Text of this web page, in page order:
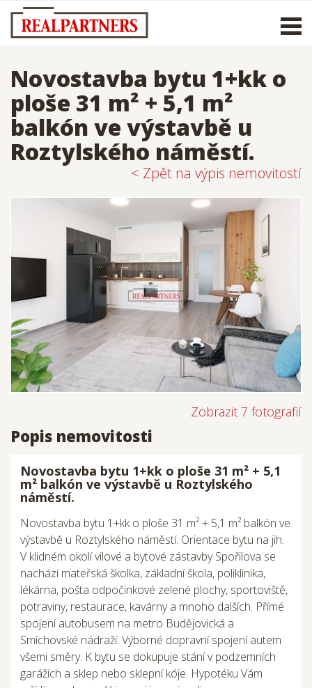
Novostavba bytu 1+kk o
ploše 31 m² + 5,1 m²
balkón ve výstavbě u
Roztylského náměstí.
< Zpět na výpis nemovitostí
Zobrazit 7 fotografií
Popis nemovitosti
Novostavba bytu 1+kk o ploše 31 m² + 5,1
m² balkón ve výstavbě u Roztylského
náměstí.
Novostavba bytu 1+kk o ploše 31 m² + 5,1 m² balkón ve
výstavbě u Roztylského náměstí. Orientace bytu na jih.
V klidném okolí vilové a bytové zástavby Spořilova se
nachází mateřská školka, základní škola, poliklinika,
lékárna, pošta odpočinkové zelené plochy, sportoviště,
potraviny, restaurace, kavárny a mnoho dalších. Přímé
spojení autobusem na metro Budějovická a
Smíchovské nádraží. Výborné dopravní spojení autem
všemi směry. K bytu se dokupuje stání v podzemních
garážích a sklep nebo sklepní kóje. Hypotéku Vám